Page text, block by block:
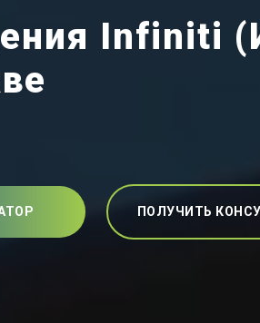
Infiniti
ПОЛУЧИТЬ